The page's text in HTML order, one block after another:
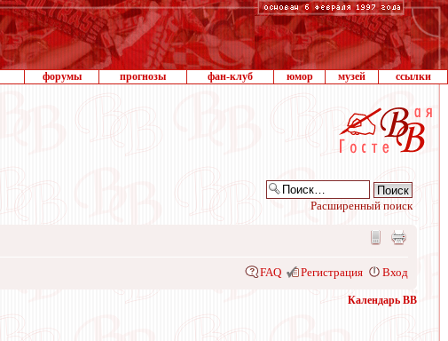
форумы прогнозы фан-клуб юмор музей ссылки
Расширенный поиск
FAQ Регистрация Вход
Календарь ВВ